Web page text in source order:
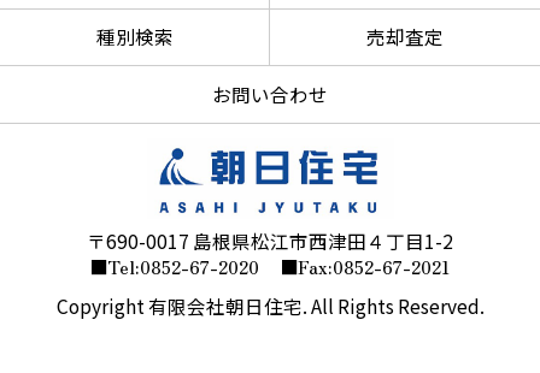
種別検索 売却査定
お問い合わせ
〒690-0017 島根県松江市西津田４丁目1-2
■Tel:0852-67-2020 ■Fax:0852-67-2021
Copyright 有限会社朝日住宅. All Rights Reserved.